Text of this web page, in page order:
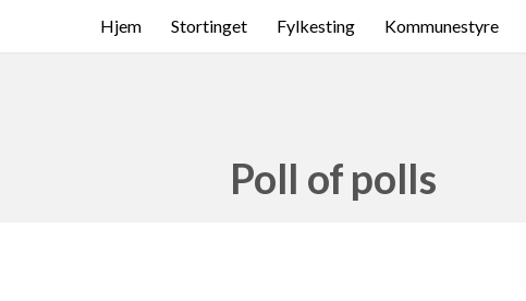
Hjem Stortinget Fylkesting Kommunestyre
Poll of polls